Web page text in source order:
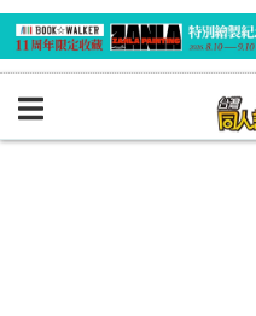
BOOKY書集倉庫